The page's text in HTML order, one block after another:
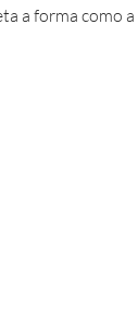
a forma como